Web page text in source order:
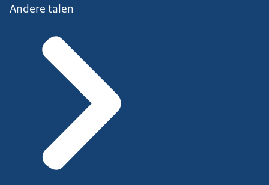
Andere talen